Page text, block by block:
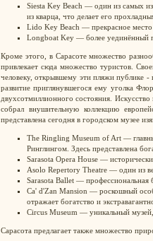
Siesta Key Beach — один из самых
из кварца, что делает его
Lido Key Beach — прекрасное
Longboat Key — более уединённый
Кроме этого, в Сарасоте множество
привлекает сюда множество туристов.
человеку, открывшему эти пляжи публике
развитие приглянувшегося ему уголка
двухсотмиллионного состояния.
собрал внушительную коллекцию
представлена сегодня в городском музее
The Ringling Museum of Art —
Ринглингом. Здесь представлена
Sarasota Opera House —
Asolo Repertory Theatre — один из
Sarasota Ballet — профессиональная
Ca' d'Zan Mansion — роскошный
отражает богатство и
Circus Museum — уникальный
Сарасота предлагает также множество